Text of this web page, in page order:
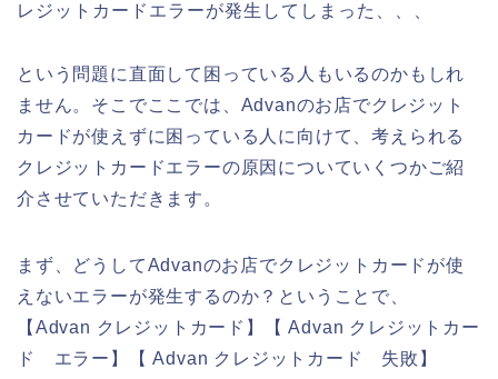
レジットカードエラーが発生してしまった、、、
という問題に直面して困っている人もいるのかもしれ
ません。そこでここでは、Advanのお店でクレジット
カードが使えずに困っている人に向けて、考えられる
クレジットカードエラーの原因についていくつかご紹
介させていただきます。
まず、どうしてAdvanのお店でクレジットカードが使
えないエラーが発生するのか？ということで、
【Advan クレジットカード】【 Advan クレジットカー
ド エラー】【 Advan クレジットカード 失敗】